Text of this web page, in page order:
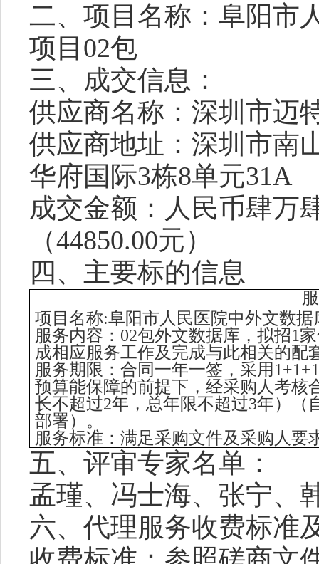
二、项目名称 ： 阜阳市
项目 02包
三、成交信息：
供应商名称： 深圳市迈
供应商地址：深圳市南
华府国际3栋8单元31A
成交金额：人民币肆万
（44850.00元）
四、主要标的信息
项目名称:阜阳市人民医院中外文数据
服务内容： 02包外文数据库，拟招1
成相应服务工作及完成与此相关的配
服务期限：合同一年一签，采用
预算能保障的前提下，经采购人考核
长不超过2年，总年限不超过3年）
部署）。
服务标准：满足采购文件及采购人要
五、 评审专家名单：
孟瑾、 冯士海、 张宁、
六、代理服务收费标准